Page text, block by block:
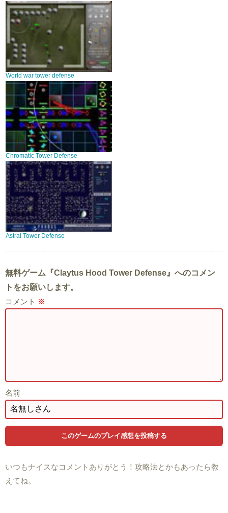
World war tower defense
Chromatic Tower Defense
Astral Tower Defense
無料ゲーム『Claytus Hood Tower Defense』へのコメン
トをお願いします。
コメント ※
名前
いつもナイスなコメントありがとう！攻略法とかもあったら教
えてね。